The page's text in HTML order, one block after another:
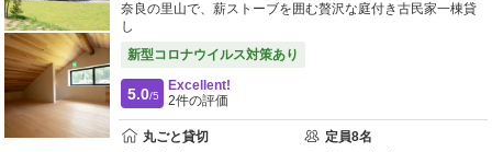
奈良の里山で、薪ストーブを囲む贅沢な庭付き古民家一棟貸
し
新型コロナウイルス対策あり
5.0/5
Excellent!
2件の評価
丸ごと貸切 定員8名